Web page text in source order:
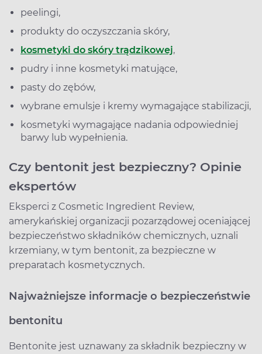
peelingi,
produkty do oczyszczania skóry,
kosmetyki do skóry trądzikowej,
pudry i inne kosmetyki matujące,
pasty do zębów,
wybrane emulsje i kremy wymagające stabilizacji,
kosmetyki wymagające nadania odpowiedniej
barwy lub wypełnienia.
Czy bentonit jest bezpieczny? Opinie
ekspertów
Eksperci z Cosmetic Ingredient Review,
amerykańskiej organizacji pozarządowej oceniającej
bezpieczeństwo składników chemicznych, uznali
krzemiany, w tym bentonit, za bezpieczne w
preparatach kosmetycznych.
Najważniejsze informacje o bezpieczeństwie
bentonitu
Bentonite jest uznawany za składnik bezpieczny w